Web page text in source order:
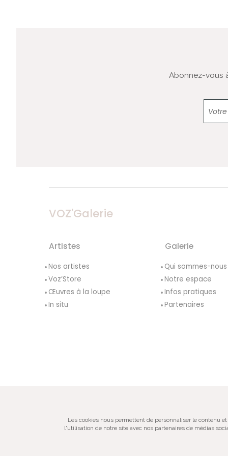
Abonnez-vous
VOZ'Galerie
Artistes
Nos artistes
Voz’Store
Œuvres à la loupe
In situ
Galerie
Qui sommes-
Notre espace
Infos pratiques
Partenaires
Les cookies nous permettent de personnaliser le contenu
l'utilisation de notre site avec nos partenaires de médias